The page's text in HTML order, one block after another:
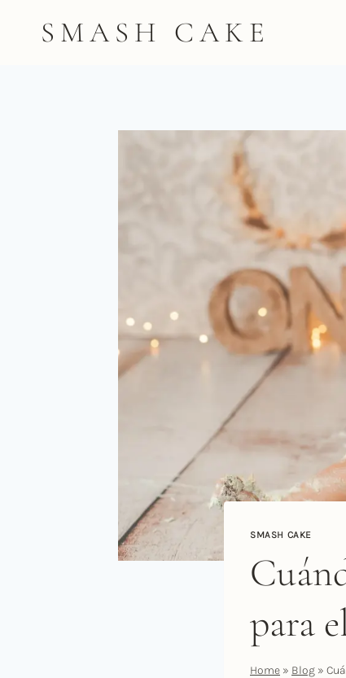
SMASH CAKE
SMASH CAKE
para
Home » Blog »